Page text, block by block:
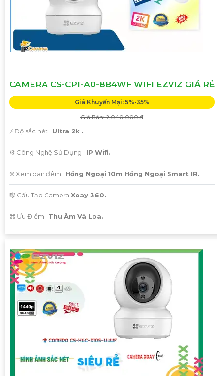
CAMERA CS-CP1-A0-8B4WF WIFI EZVIZ GIÁ RẺ
Giá Khuyến Mại: 5%-35%
Giá Bán: 2,040,000 ₫
️⚡ Độ sắc nét : Ultra 2k .
⚙ Công Nghệ Sử Dụng : IP Wifi.
❈ Xem ban đêm : Hồng Ngoại 10m Hồng Ngoại Smart IR.
🎼️ Cấu Tạo Camera Xoay 360.
️⌘ Ưu Điểm : Thu Âm Và Loa.